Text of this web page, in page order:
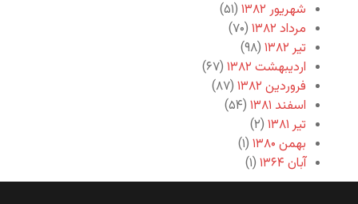
شهریور ۱۳۸۲
(۵۱)
مرداد ۱۳۸۲
(۷۰)
تیر ۱۳۸۲
(۹۸)
اردیبهشت ۱۳۸۲
(۶۷)
فروردین ۱۳۸۲
(۸۷)
اسفند ۱۳۸۱
(۵۴)
تیر ۱۳۸۱
(۲)
بهمن ۱۳۸۰
(۱)
آبان ۱۳۶۴
(۱)